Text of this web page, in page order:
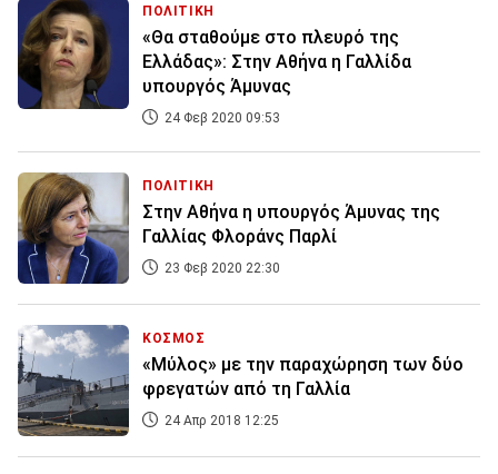
ΠΟΛΙΤΙΚΗ
«Θα σταθούμε στο πλευρό της
Ελλάδας»: Στην Αθήνα η Γαλλίδα
υπουργός Άμυνας
24 Φεβ 2020 09:53
ΠΟΛΙΤΙΚΗ
Στην Αθήνα η υπουργός Άμυνας της
Γαλλίας Φλοράνς Παρλί
23 Φεβ 2020 22:30
ΚΟΣΜΟΣ
«Μύλος» με την παραχώρηση των δύο
φρεγατών από τη Γαλλία
24 Απρ 2018 12:25